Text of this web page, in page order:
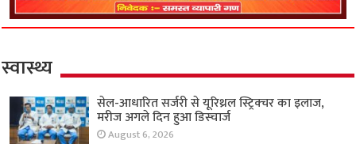
स्वास्थ्य
सेल-आधारित सर्जरी से यूरिथ्रल स्ट्रिक्चर का इलाज,
मरीज अगले दिन हुआ डिस्चार्ज
August 6, 2026